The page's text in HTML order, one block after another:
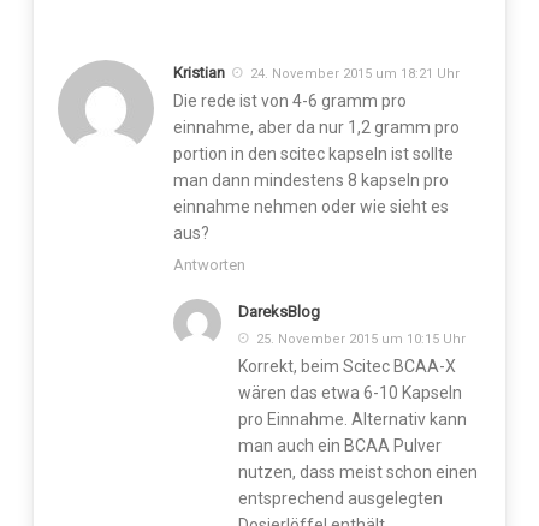
Kristian 24. November 2015 um 18:21 Uhr
Die rede ist von 4-6 gramm pro
einnahme, aber da nur 1,2 gramm pro
portion in den scitec kapseln ist sollte
man dann mindestens 8 kapseln pro
einnahme nehmen oder wie sieht es
aus?
Antworten
DareksBlog
25. November 2015 um 10:15 Uhr
Korrekt, beim Scitec BCAA-X
wären das etwa 6-10 Kapseln
pro Einnahme. Alternativ kann
man auch ein BCAA Pulver
nutzen, dass meist schon einen
entsprechend ausgelegten